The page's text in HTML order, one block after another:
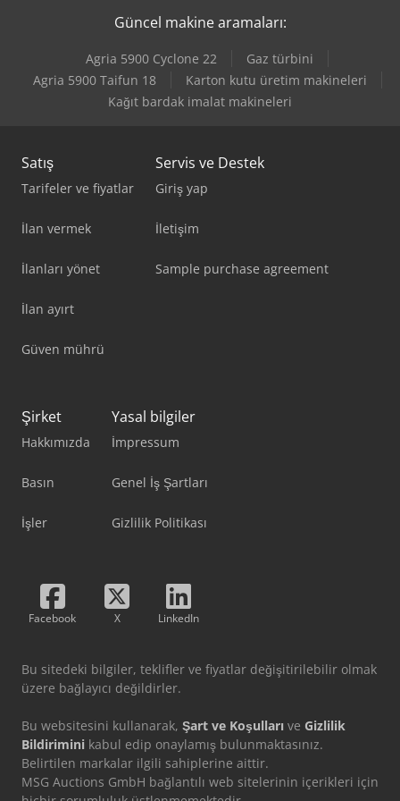
Güncel makine aramaları:
Agria 5900 Cyclone 22
Gaz türbini
Agria 5900 Taifun 18
Karton kutu üretim makineleri
Kağıt bardak imalat makineleri
Satış
Tarifeler ve fiyatlar
İlan vermek
İlanları yönet
İlan ayırt
Güven mührü
Servis ve Destek
Giriş yap
İletişim
Sample purchase agreement
Şirket
Hakkımızda
Basın
İşler
Yasal bilgiler
İmpressum
Genel İş Şartları
Gizlilik Politikası
Facebook X LinkedIn
Bu sitedeki bilgiler, teklifler ve fiyatlar değişitirilebilir olmak
üzere bağlayıcı değildirler.
Bu websitesini kullanarak, Şart ve Koşulları ve Gizlilik
Bildirimini kabul edip onaylamış bulunmaktasınız.
Belirtilen markalar ilgili sahiplerine aittir.
MSG Auctions GmbH bağlantılı web sitelerinin içerikleri için